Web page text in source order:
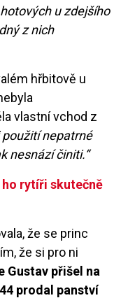
u zdejšího
z nich
hřbitově u
vlastní vchod z
použití nepatrné
nesnází činiti.“
rytíři skutečně
že se princ
že si pro ni
Gustav přišel na
prodal panství